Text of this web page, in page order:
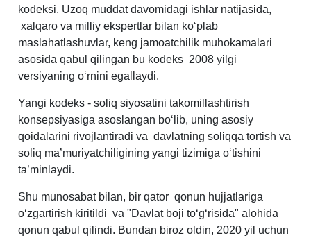
kodeksi. Uzoq muddat davomidagi ishlar natijasida,
хalqaro va milliy ekspertlar bilan koʻplab
maslahatlashuvlar, keng jamoatchilik muhokamalari
asosida qabul qilingan bu kodeks 2008 yilgi
versiyaning oʻrnini egallaydi.
Yangi kodeks - soliq siyosatini takomillashtirish
konsepsiyasiga asoslangan boʻlib, uning asosiy
qoidalarini rivojlantiradi va davlatning soliqqa tortish va
soliq ma’muriyatchiligining yangi tizimiga oʻtishini
ta’minlaydi.
Shu munosabat bilan, bir qator qonun hujjatlariga
oʻzgartirish kiritildi va "Davlat boji toʻgʻrisida" alohida
qonun qabul qilindi. Bundan biroz oldin, 2020 yil uchun